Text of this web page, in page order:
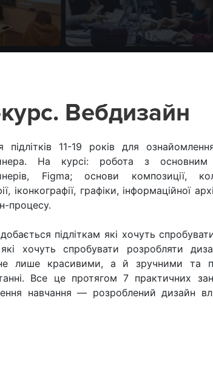
Вебдизайн
підлітків 11-19 років для
На курсі: робота з основним
Figma; основи композиції,
іконкографії, графіки, інформаційної
процесу.
підліткам які хочуть
хочуть спробувати розробляти
лише красивими, а й зручними та
Все це протягом 7 практичних
навчання — розроблений дизайн